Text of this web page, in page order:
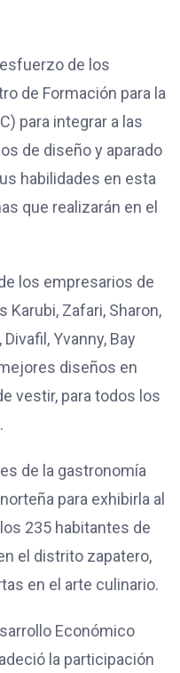
de los
de Formación para la
para integrar a las
de diseño y aparado
habilidades en esta
que realizarán en el
los empresarios de
Karubi, Zafari, Sharon,
Yvanny, Bay
diseños en
vestir, para todos los
de la gastronomía
para exhibirla al
235 habitantes de
el distrito zapatero,
en el arte culinario.
Económico
la participación